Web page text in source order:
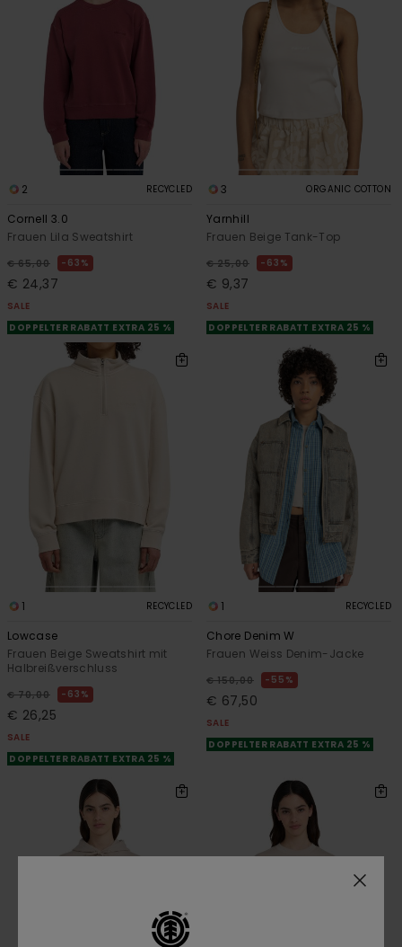
2 RECYCLED
Cornell 3.0
Frauen Lila Sweatshirt
€ 65,00 63%
€ 24,37
SALE
DOPPELTER RABATT EXTRA 25 %
3 ORGANIC COTTON
Yarnhill
Frauen Beige Tank-Top
€ 25,00 63%
€ 9,37
SALE
DOPPELTER RABATT EXTRA 25 %
1 RECYCLED
Lowcase
Frauen Beige Sweatshirt mit
Halbreißverschluss
€ 70,00 63%
€ 26,25
SALE
DOPPELTER RABATT EXTRA 25 %
1 RECYCLED
Chore Denim W
Frauen Weiss Denim-Jacke
€ 150,00 55%
€ 67,50
SALE
DOPPELTER RABATT EXTRA 25 %